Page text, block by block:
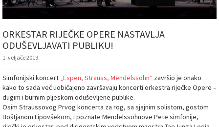
ORKESTAR RIJEČKE OPERE NASTAVLJA
ODUŠEVLJAVATI PUBLIKU!
1. veljače 2019.
Simfonijski koncert „Espen, Strauss, Mendelssohn“ završio je onako
kako to sada već uobičajeno završavaju koncerti orkestra riječke Opere –
dugim i burnim pljeskom oduševljene publike.
Osim Straussovog Prvog koncerta za rog, sa sjajnim solistom, gostom
Boštjanom Lipovšekom, i poznate Mendelssohnove Pete simfonije,